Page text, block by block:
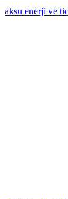
aksu enerji ve